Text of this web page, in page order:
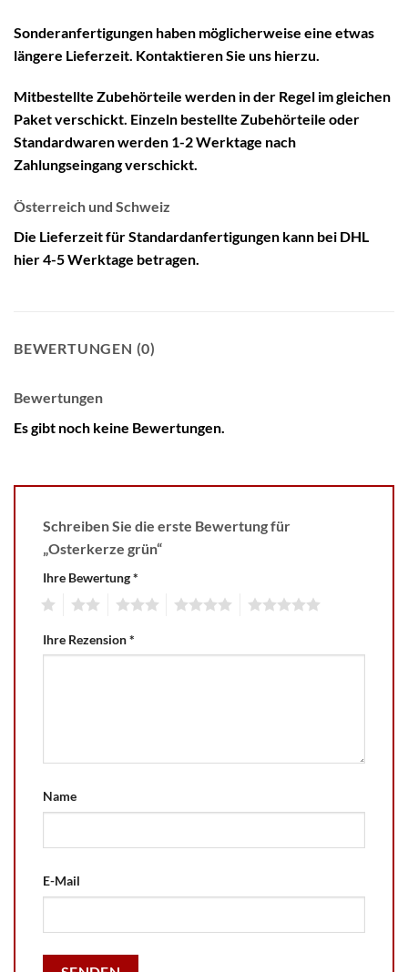
Sonderanfertigungen haben möglicherweise eine etwas
längere Lieferzeit. Kontaktieren Sie uns hierzu.
Mitbestellte Zubehörteile werden in der Regel im gleichen
Paket verschickt. Einzeln bestellte Zubehörteile oder
Standardwaren werden 1-2 Werktage nach
Zahlungseingang verschickt.
Österreich und Schweiz
Die Lieferzeit für Standardanfertigungen kann bei DHL
hier 4-5 Werktage betragen.
BEWERTUNGEN (0)
Bewertungen
Es gibt noch keine Bewertungen.
Schreiben Sie die erste Bewertung für
„Osterkerze grün“
Ihre Bewertung*
Ihre Rezension*
Name
E-Mail